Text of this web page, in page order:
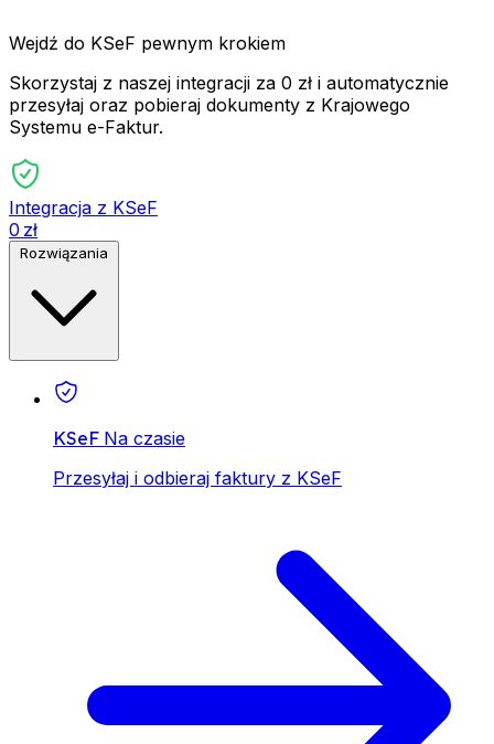
Wejdź do KSeF pewnym krokiem
Skorzystaj z naszej integracji za 0 zł i automatycznie
przesyłaj oraz pobieraj dokumenty z Krajowego
Systemu e-Faktur.
Integracja z KSeF
0 zł
KSeF Na czasie
Przesyłaj i odbieraj faktury z KSeF